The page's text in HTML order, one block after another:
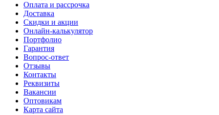
Оплата и рассрочка
Доставка
Скидки и акции
Онлайн-калькулятор
Портфолио
Гарантия
Вопрос-ответ
Отзывы
Контакты
Реквизиты
Вакансии
Оптовикам
Карта сайта